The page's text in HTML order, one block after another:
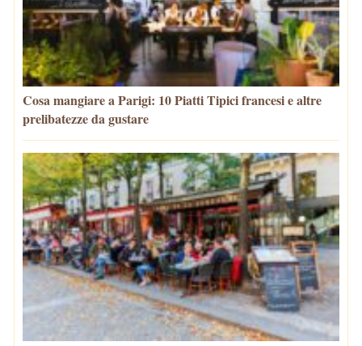
Cosa mangiare a Parigi: 10 Piatti Tipici francesi e altre
prelibatezze da gustare